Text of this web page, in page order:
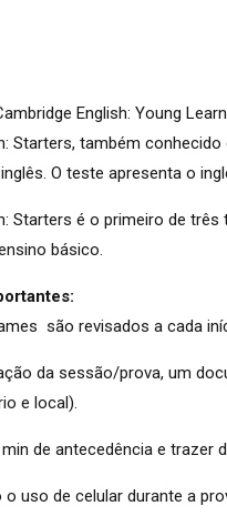
English: Young
Starters, também
O teste apresenta o
Starters é o primeiro de
básico.
são revisados a cada
da sessão/prova, um
e local).
de antecedência e
o uso de celular durante a